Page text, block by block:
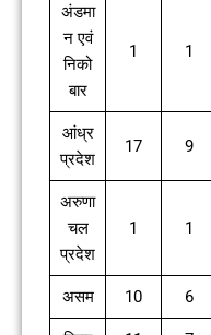
अंडमा
न एवं
निको
बार
1 1
आंध्र
प्रदेश
17 9
अरुणा
चल
प्रदेश
1 1
असम 10 6